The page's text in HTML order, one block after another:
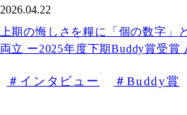
上期の悔しさを糧に「個の数字
両立 ー2025年度下期Buddy賞受賞
2026.04.22
インタビュー Buddy賞